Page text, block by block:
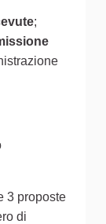
;
3 proposte
di